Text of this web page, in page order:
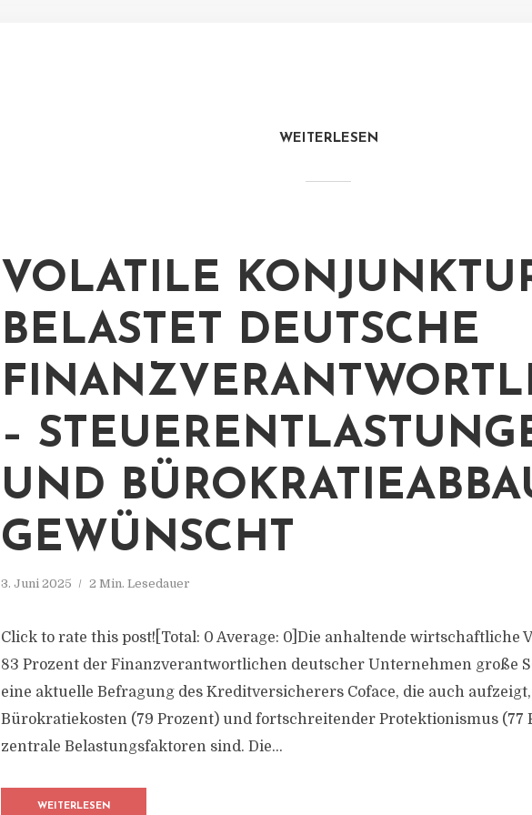
WEITERLESEN
VOLATILE
BELASTET DEUTSCHE
–
UND
GEWÜNSCHT
3. Juni 2025 2 Min. Lesedauer
Click to rate this post![Total: 0 Average: 0]Die anhaltende wirtschaftliche
83 Prozent der Finanzverantwortlichen deutscher Unternehmen große
eine aktuelle Befragung des Kreditversicherers Coface, die auch
Bürokratiekosten (79 Prozent) und fortschreitender Protektionismus (77
zentrale Belastungsfaktoren sind. Die...
WEITERLESEN